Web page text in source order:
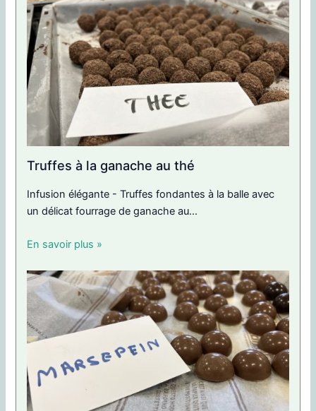
Truffes à la ganache au thé
Infusion élégante - Truffes fondantes à la balle avec
un délicat fourrage de ganache au...
En savoir plus »